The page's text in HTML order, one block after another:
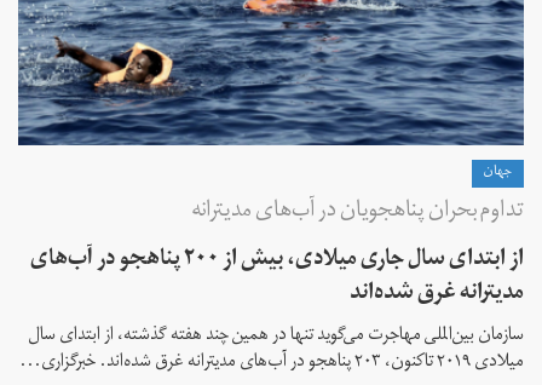
جهان
تداوم بحران پناهجویان در آب‌های مدیترانه
از ابتدای سال جاری میلادی، بیش از ۲۰۰ پناهجو در آب‌های
مدیترانه غرق شده‌اند
سازمان بین‌الملی مهاجرت می‌گوید تنها در همین چند هفته گذشته، از ابتدای سال
میلادی ۲۰۱۹ تاکنون، ۲۰۳ پناهجو در آب‌های مدیترانه غرق شده‌اند. خبرگزاری...